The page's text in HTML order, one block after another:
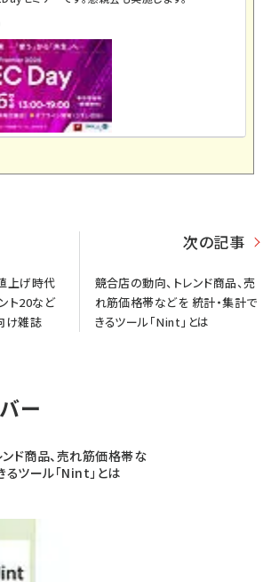
上げ時代
ト20など
け雑誌
次の記事
競合店の動向、トレンド商品、売
れ筋価格帯などを 統計・集計で
きるツール「Nint」とは
ー
ド商品、売れ筋価格帯な
るツール「Nint」とは